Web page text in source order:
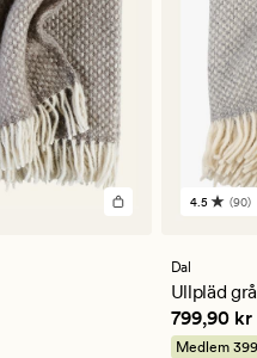
90
ett
betyg
på
4.5
4.5 (90)
Dal
Ullpläd grå
Pris
799,90 kr
Medlem